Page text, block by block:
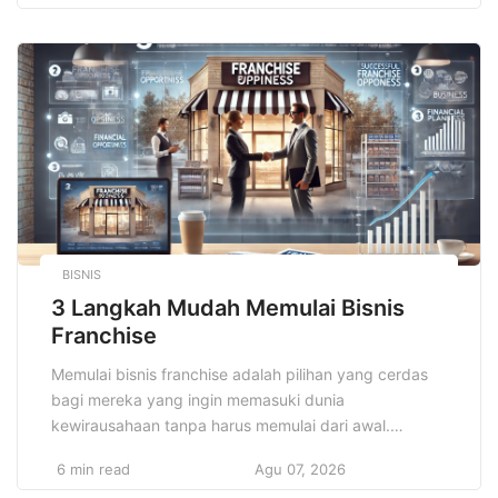
studi. Oleh karena itu, beasiswa umum hadir sebagai
jawaban atas tantangan tersebut, membantu pelajar
dan mahasiswa dari keluarga […]
BISNIS
3 Langkah Mudah Memulai Bisnis
Franchise
Memulai bisnis franchise adalah pilihan yang cerdas
bagi mereka yang ingin memasuki dunia
kewirausahaan tanpa harus memulai dari awal.
keuntungan dari sistem yang sudah terbukti, merek
6 min read Agu 07, 2026